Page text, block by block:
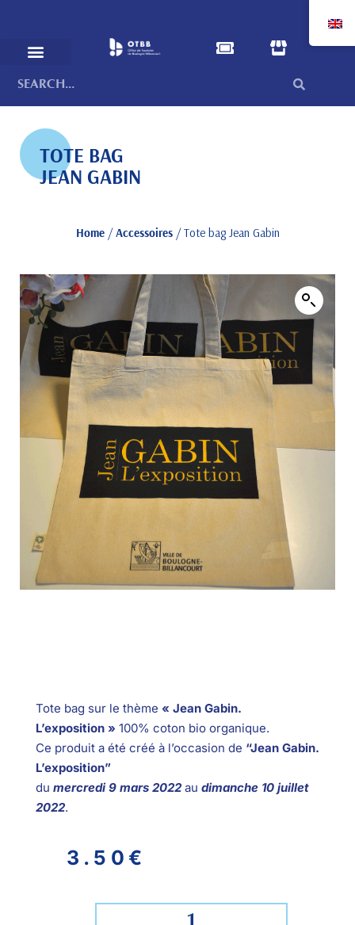
TOTE BAG
JEAN GABIN
Home/Accessoires/ Tote bag Jean Gabin
Tote bag sur le thème « Jean Gabin.
L’exposition » 100% coton bio organique.
Ce produit a été créé à l’occasion de “Jean Gabin.
L’exposition”
du mercredi 9 mars 2022 au dimanche 10 juillet
2022.
3.50 €